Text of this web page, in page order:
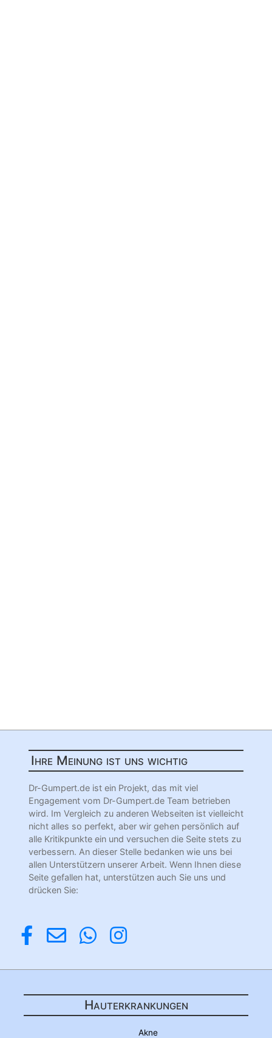
Ihre Meinung ist uns wichtig
Dr-Gumpert.de ist ein Projekt, das mit viel
Engagement vom Dr-Gumpert.de Team betrieben
wird. Im Vergleich zu anderen Webseiten ist vielleicht
nicht alles so perfekt, aber wir gehen persönlich auf
alle Kritikpunkte ein und versuchen die Seite stets zu
verbessern. An dieser Stelle bedanken wie uns bei
allen Unterstützern unserer Arbeit. Wenn Ihnen diese
Seite gefallen hat, unterstützen auch Sie uns und
drücken Sie:
Hauterkrankungen
Akne